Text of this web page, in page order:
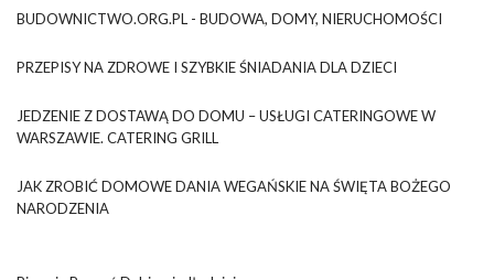
BUDOWNICTWO.ORG.PL - BUDOWA, DOMY, NIERUCHOMOŚCI
PRZEPISY NA ZDROWE I SZYBKIE ŚNIADANIA DLA DZIECI
JEDZENIE Z DOSTAWĄ DO DOMU – USŁUGI CATERINGOWE W
WARSZAWIE. CATERING GRILL
JAK ZROBIĆ DOMOWE DANIA WEGAŃSKIE NA ŚWIĘTA BOŻEGO
NARODZENIA